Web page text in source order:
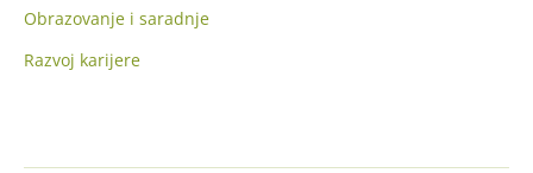
Obrazovanje i saradnje
Razvoj karijere